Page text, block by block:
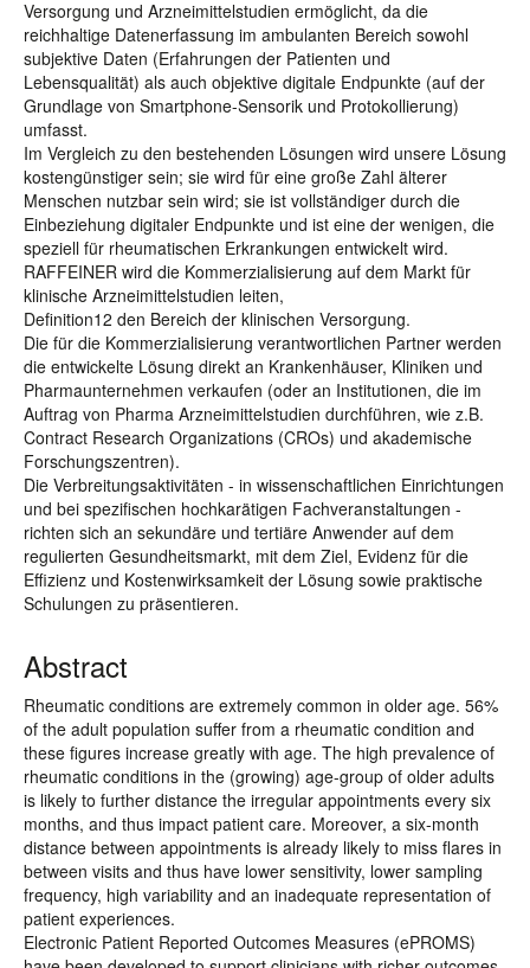
Versorgung und Arzneimittelstudien ermöglicht, da die
reichhaltige Datenerfassung im ambulanten Bereich sowohl
subjektive Daten (Erfahrungen der Patienten und
Lebensqualität) als auch objektive digitale Endpunkte (auf der
Grundlage von Smartphone-Sensorik und Protokollierung)
umfasst.
Im Vergleich zu den bestehenden Lösungen wird unsere Lösung
kostengünstiger sein; sie wird für eine große Zahl älterer
Menschen nutzbar sein wird; sie ist vollständiger durch die
Einbeziehung digitaler Endpunkte und ist eine der wenigen, die
speziell für rheumatischen Erkrankungen entwickelt wird.
RAFFEINER wird die Kommerzialisierung auf dem Markt für
klinische Arzneimittelstudien leiten,
Definition12 den Bereich der klinischen Versorgung.
Die für die Kommerzialisierung verantwortlichen Partner werden
die entwickelte Lösung direkt an Krankenhäuser, Kliniken und
Pharmaunternehmen verkaufen (oder an Institutionen, die im
Auftrag von Pharma Arzneimittelstudien durchführen, wie z.B.
Contract Research Organizations (CROs) und akademische
Forschungszentren).
Die Verbreitungsaktivitäten - in wissenschaftlichen Einrichtungen
und bei spezifischen hochkarätigen Fachveranstaltungen -
richten sich an sekundäre und tertiäre Anwender auf dem
regulierten Gesundheitsmarkt, mit dem Ziel, Evidenz für die
Effizienz und Kostenwirksamkeit der Lösung sowie praktische
Schulungen zu präsentieren.
Abstract
Rheumatic conditions are extremely common in older age. 56%
of the adult population suffer from a rheumatic condition and
these figures increase greatly with age. The high prevalence of
rheumatic conditions in the (growing) age-group of older adults
is likely to further distance the irregular appointments every six
months, and thus impact patient care. Moreover, a six-month
distance between appointments is already likely to miss flares in
between visits and thus have lower sensitivity, lower sampling
frequency, high variability and an inadequate representation of
patient experiences.
Electronic Patient Reported Outcomes Measures (ePROMS)